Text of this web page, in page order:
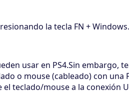
la tecla FN + Windows.
usar en PS4.Sin embargo,
o mouse (cableado) con una
teclado/mouse a la conexión